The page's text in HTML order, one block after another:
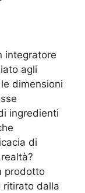
integratore
agli
dimensioni
ingredienti
di
prodotto
ritirato dalla